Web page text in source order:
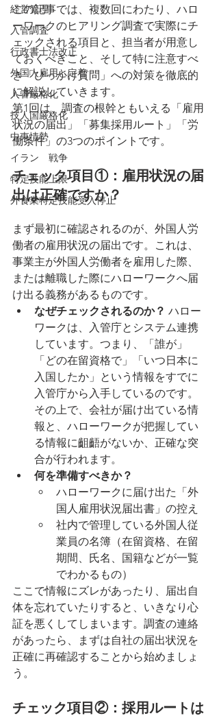
経営管理
入管調査
行政書士法改正
外国人雇用と定着
入管厳格化
技人国厳格化
中東情勢
イラン 戦争
特定技能上限
外食業特定技能受入停止
この記事では、複数回にわたり、ハロ
ーワークのヒアリング調査で実際にチ
ェックされる項目と、担当者が用意し
ておくべきこと、そして特に注意すべ
き「ひっかけ質問」への対策を徹底的
に解説していきます。
第1回は、調査の根幹ともいえる「雇用
状況の届出」「募集採用ルート」「労
働条件」の3つのポイントです。
チェック項目①：雇用状況の届
出は正確ですか？
まず最初に確認されるのが、外国人労
働者の雇用状況の届出です。これは、
事業主が外国人労働者を雇用した際、
または離職した際にハローワークへ届
け出る義務があるものです。
なぜチェックされるのか？ ハロー
ワークは、入管庁とシステム連携
しています。つまり、「誰が」
「どの在留資格で」「いつ日本に
入国したか」という情報をすでに
入管庁から入手しているのです。
その上で、会社が届け出ている情
報と、ハローワークが把握してい
る情報に齟齬がないか、正確な突
合が行われます。
何を準備すべきか？
ハローワークに届け出た「外
国人雇用状況届出書」の控え
社内で管理している外国人従
業員の名簿（在留資格、在留
期間、氏名、国籍などが一覧
でわかるもの）
ここで情報にズレがあったり、届出自
体を忘れていたりすると、いきなり心
証を悪くしてしまいます。調査の連絡
があったら、まずは自社の届出状況を
正確に再確認することから始めましょ
う。
チェック項目②：採用ルートは